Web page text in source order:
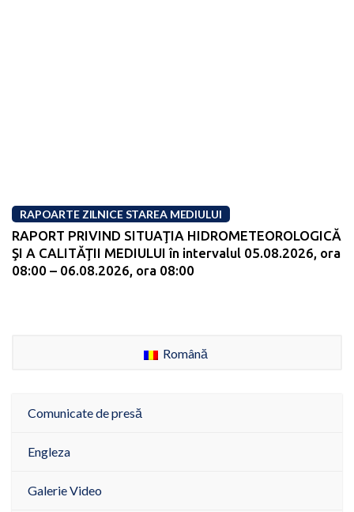
RAPOARTE ZILNICE STAREA MEDIULUI
RAPORT PRIVIND SITUAŢIA HIDROMETEOROLOGICĂ
ŞI A CALITĂŢII MEDIULUI în intervalul 05.08.2026, ora
08:00 – 06.08.2026, ora 08:00
Română
Comunicate de presă
Engleza
Galerie Video